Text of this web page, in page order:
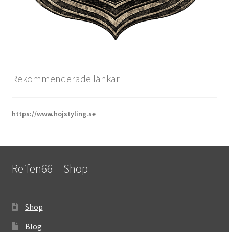
Rekommenderade länkar
https://www.hojstyling.se
Reifen66 – Shop
Shop
Blog